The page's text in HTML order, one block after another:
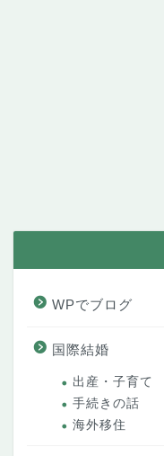
WPでブログ
国際結婚
出産・子育て
手続きの話
海外移住